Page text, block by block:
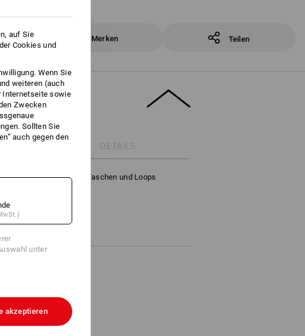
Merken Teilen
DETAILS
mit 10 verschiedenen Taschen und Loops
Werkzeuge
auf Sie
Cookies und
Wenn Sie
weiteren (auch
Internetseite sowie
Zwecken
Sollten Sie
auch gegen den
unter
akzeptieren